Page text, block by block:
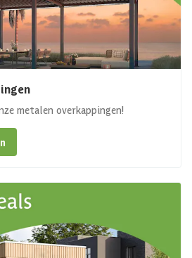
metalen overkappingen!